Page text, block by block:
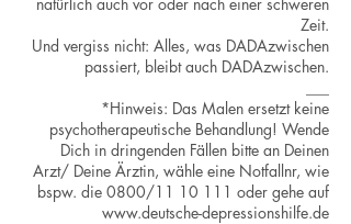
Zeit.
Und vergiss nicht: Alles, was DADAzwischen
passiert, bleibt auch DADAzwischen.
*Hinweis: Das Malen ersetzt keine
psychotherapeutische Behandlung! Wende
Dich in dringenden Fällen bitte an Deinen
Arzt/ Deine Ärztin, wähle eine Notfallnr, wie
bspw. die 0800/11 10 111 oder gehe auf
www.deutsche-depressionshilfe.de